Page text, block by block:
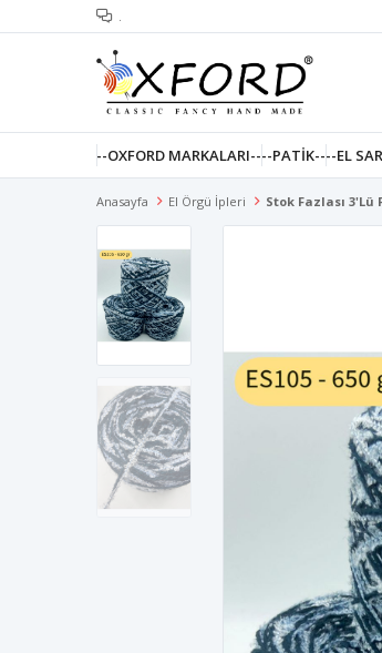
.
--OXFORD MARKALARI----PATIK----EL
Anasayfa El Örgü İpleri Stok Fazlası 3'lü